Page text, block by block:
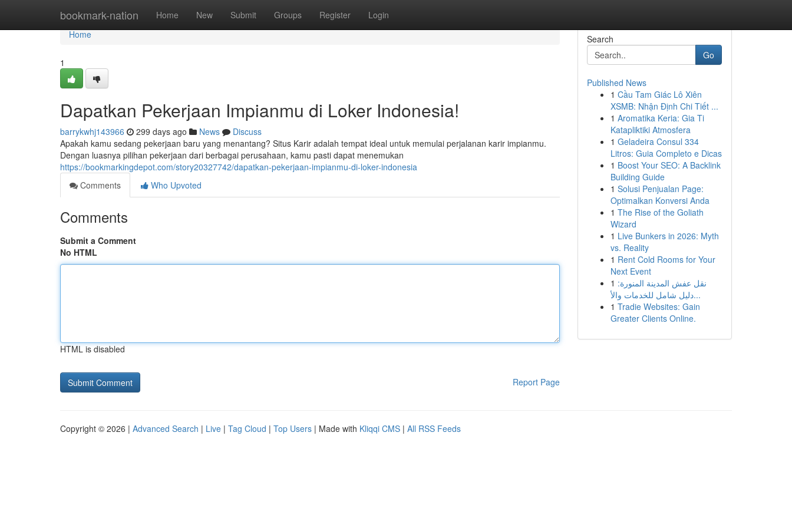
bookmark-nation Home New Submit Groups Register Login
Home
Home
1
Dapatkan Pekerjaan Impianmu di Loker Indonesia!
barrykwhj143966 299 days ago News
Discuss
Apakah kamu sedang pekerjaan baru yang menantang? Situs Karir adalah tempat ideal untuk memulai perjalanan karir impianmu.
Dengan luasnya pilihan pekerjaan dari berbagai perusahaan, kamu pasti dapat menemukan
https://bookmarkingdepot.com/story20327742/dapatkan-pekerjaan-impianmu-di-loker-indonesia
Comments
Who Upvoted
Comments
Submit a Comment
No HTML
HTML is disabled
Report Page
Search
Go
Published News
1 Cầu Tam Giác Lô Xiên
XSMB: Nhận Định Chi Tiết ...
1 Aromatika Keria: Gia Ti
Katapliktiki Atmosfera
1 Geladeira Consul 334
Litros: Guia Completo e Dicas
1 Boost Your SEO: A Backlink
Building Guide
1 Solusi Penjualan Page:
Optimalkan Konversi Anda
1 The Rise of the Goliath
Wizard
1 Live Bunkers in 2026: Myth
vs. Reality
1 Rent Cold Rooms for Your
Next Event
1 نقل عفش المدينة المنورة:
دليل شامل للخدمات والأ...
1 Tradie Websites: Gain
Greater Clients Online.
Copyright © 2026 | Advanced Search | Live | Tag Cloud | Top Users | Made with Kliqqi CMS | All RSS Feeds